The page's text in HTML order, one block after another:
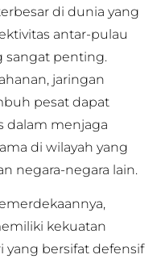
di dunia yang
antar-pulau
sangat penting.
jaringan
pesat dapat
dalam menjaga
di wilayah yang
negara-negara lain.
kekuatan
yang bersifat defensif